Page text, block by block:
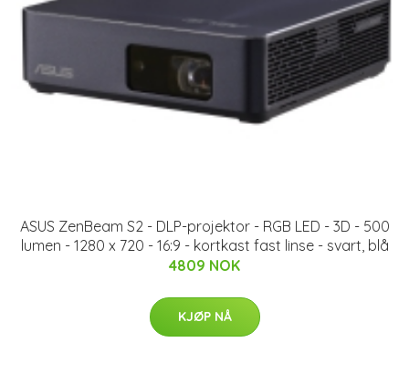
ASUS ZenBeam S2 - DLP-projektor - RGB LED - 3D - 500
lumen - 1280 x 720 - 16:9 - kortkast fast linse - svart, blå
4809 NOK
KJØP NÅ